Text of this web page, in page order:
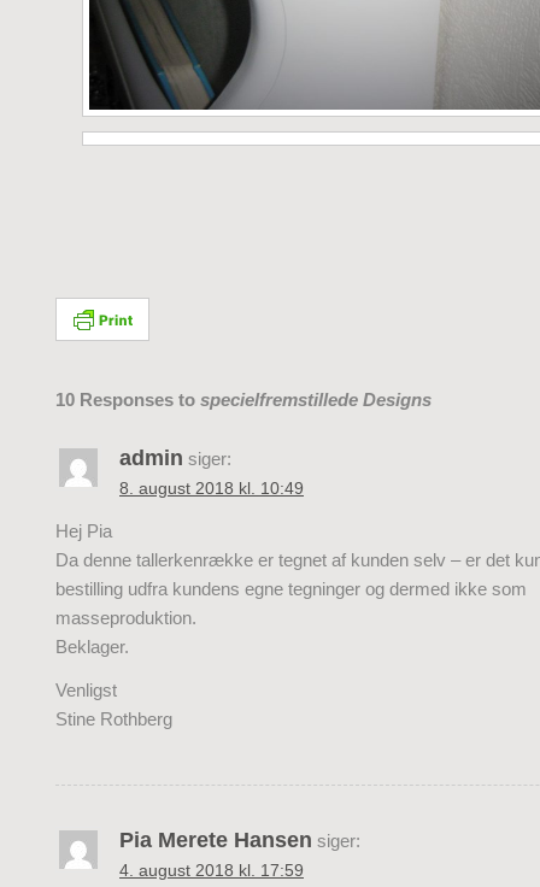
10 Responses to specielfremstillede Designs
admin siger:
8. august 2018 kl. 10:49
Hej Pia
Da denne tallerkenrække er tegnet af kunden selv – er det
bestilling udfra kundens egne tegninger og dermed ikke som
masseproduktion.
Beklager.
Venligst
Stine Rothberg
Pia Merete Hansen siger:
4. august 2018 kl. 17:59